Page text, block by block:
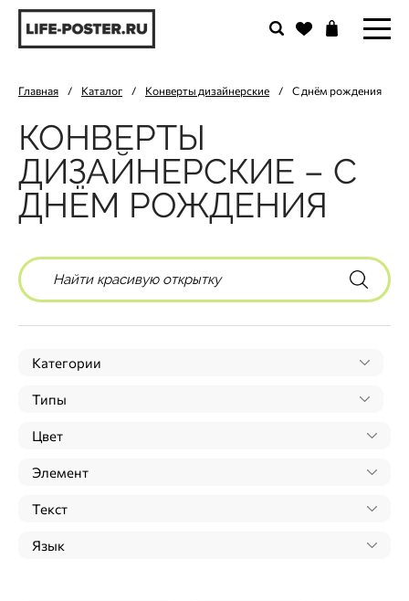
Главная / Каталог / Конверты дизайнерские / С днём рождения
КОНВЕРТЫ
ДИЗАЙНЕРСКИЕ – С
ДНЁМ РОЖДЕНИЯ
Категории
Типы
Цвет
Элемент
Текст
Язык